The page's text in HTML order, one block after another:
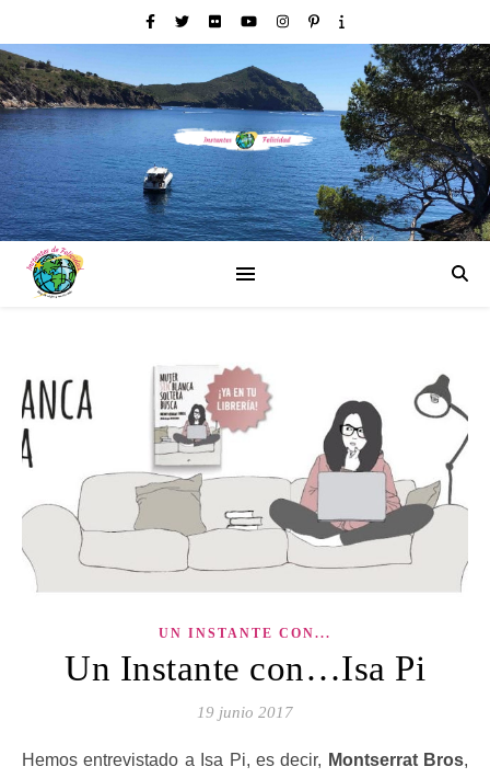
UN INSTANTE CON...
Un Instante con…Isa Pi
19 junio 2017
Hemos entrevistado a Isa Pi, es decir, Montserrat Bros,